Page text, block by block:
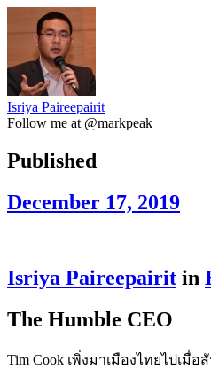
Isriya Paireepairit
Follow me at @markpeak
Published
December 17, 2019
Isriya Paireepairit in
The Humble CEO
Tim Cook เพิ่งมาเมืองไทยไปเ